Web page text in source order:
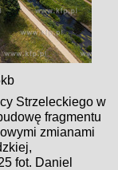
Strzeleckiego w
fragmentu
zmianami
fot. Daniel